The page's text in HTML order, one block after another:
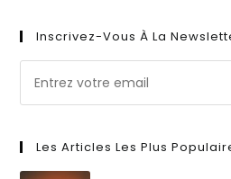
Inscrivez-Vous À La
Les Articles Les Plus